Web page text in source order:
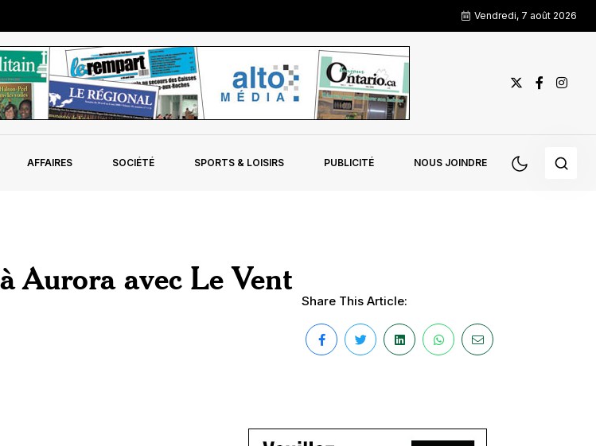
Vendredi, 7 août 2026
AFFAIRES SOCIÉTÉ SPORTS & LOISIRS PUBLICITÉ NOUS JOINDRE
Aurora avec Le Vent
Share This Article: